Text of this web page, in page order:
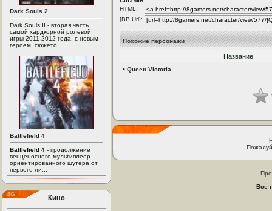
Dark Souls 2
Dark Souls II - вторая часть
самой хардкорной ролевой
игры 2011-2012 года, с новым
героем, сюжето...
Battlefield 4
Battlefield 4 - продолжение
венценосного мультиплеер-
ориентированного шутера от
первого ли...
Кино
HTML:
[BB Url]:
Похожие персонажи
Название
• Queen Victoria
Все